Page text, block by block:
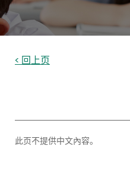
< 回上页
此页不提供中文內容。